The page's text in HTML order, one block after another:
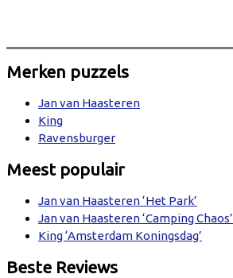
Merken puzzels
Jan van Haasteren
King
Ravensburger
Meest populair
Jan van Haasteren ‘Het Park’
Jan van Haasteren ‘Camping Chaos’
King ‘Amsterdam Koningsdag’
Beste Reviews